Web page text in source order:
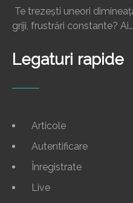
Te trezești uneori
griji, frustrări constante? Ai…
Legaturi rapide
Articole
Autentificare
Înregistrate
Live